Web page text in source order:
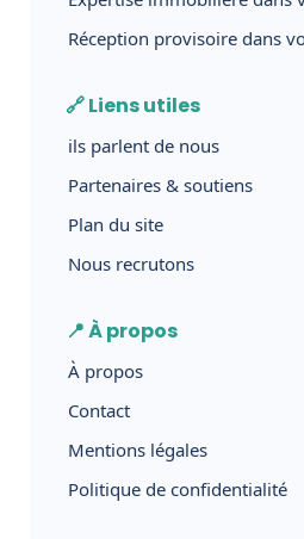
Réception provisoire dans
🔗 Liens utiles
ils parlent de nous
Partenaires & soutiens
Plan du site
Nous recrutons
📍 À propos
À propos
Contact
Mentions légales
Politique de confidentialité